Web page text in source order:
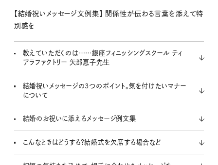
t
【結婚祝いメッセージ文例集】 関係性が伝わる言葉を添えて特
別感を
教えていただくのは……銀座フィニッシングスクール ティ
アラファクトリー 矢部惠子先生
結婚祝いメッセージの3つのポイント。気を付けたいマナー
について
結婚のお祝いに添えるメッセージ例文集
こんなときはどうする？結婚式を欠席する場合など